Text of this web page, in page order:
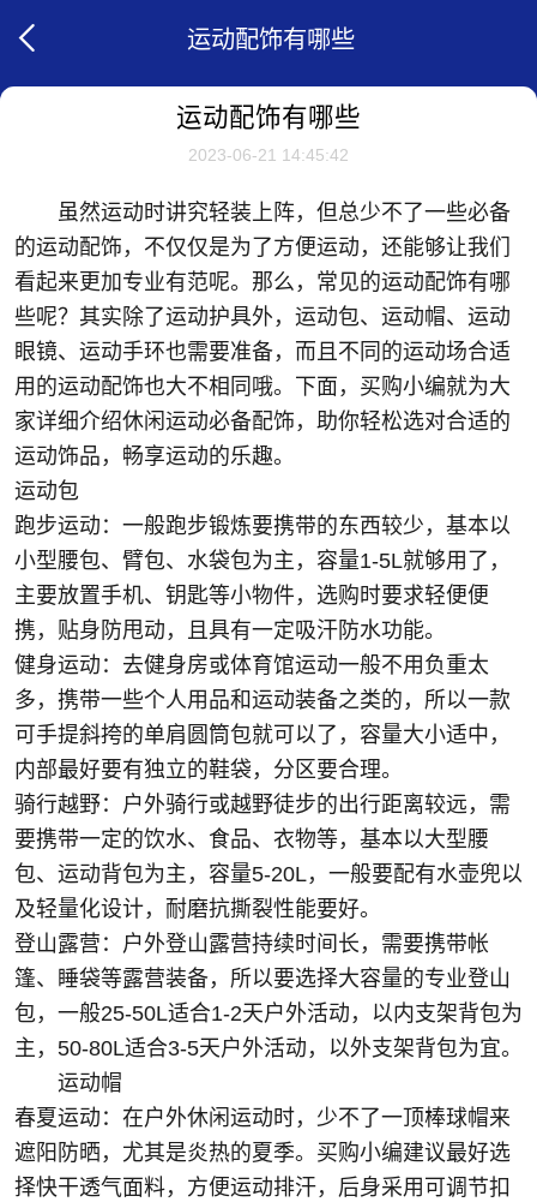
运动配饰有哪些
运动配饰有哪些
2023-06-21 14:45:42
虽然运动时讲究轻装上阵，但总少不了一些必备
的运动配饰，不仅仅是为了方便运动，还能够让我们
看起来更加专业有范呢。那么，常见的运动配饰有哪
些呢？其实除了运动护具外，运动包、运动帽、运动
眼镜、运动手环也需要准备，而且不同的运动场合适
用的运动配饰也大不相同哦。下面，买购小编就为大
家详细介绍休闲运动必备配饰，助你轻松选对合适的
运动饰品，畅享运动的乐趣。
运动包
跑步运动：一般跑步锻炼要携带的东西较少，基本以
小型腰包、臂包、水袋包为主，容量1-5L就够用了，
主要放置手机、钥匙等小物件，选购时要求轻便便
携，贴身防甩动，且具有一定吸汗防水功能。
健身运动：去健身房或体育馆运动一般不用负重太
多，携带一些个人用品和运动装备之类的，所以一款
可手提斜挎的单肩圆筒包就可以了，容量大小适中，
内部最好要有独立的鞋袋，分区要合理。
骑行越野：户外骑行或越野徒步的出行距离较远，需
要携带一定的饮水、食品、衣物等，基本以大型腰
包、运动背包为主，容量5-20L，一般要配有水壶兜以
及轻量化设计，耐磨抗撕裂性能要好。
登山露营：户外登山露营持续时间长，需要携带帐
篷、睡袋等露营装备，所以要选择大容量的专业登山
包，一般25-50L适合1-2天户外活动，以内支架背包为
主，50-80L适合3-5天户外活动，以外支架背包为宜。
运动帽
春夏运动：在户外休闲运动时，少不了一顶棒球帽来
遮阳防晒，尤其是炎热的夏季。买购小编建议最好选
择快干透气面料，方便运动排汗，后身采用可调节扣